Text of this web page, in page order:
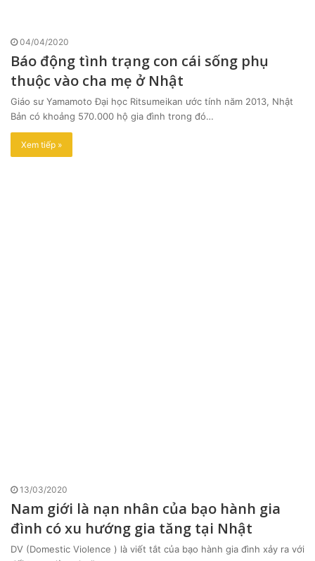
04/04/2020
Báo động tình trạng con cái sống phụ
thuộc vào cha mẹ ở Nhật
Giáo sư Yamamoto Đại học Ritsumeikan ước tính năm 2013, Nhật
Bản có khoảng 570.000 hộ gia đình trong đó…
Xem tiếp »
13/03/2020
Nam giới là nạn nhân của bạo hành gia
đình có xu hướng gia tăng tại Nhật
DV (Domestic Violence ) là viết tắt của bạo hành gia đình xảy ra với